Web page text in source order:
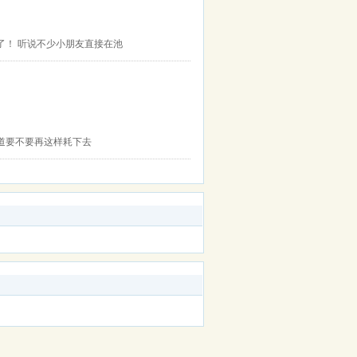
！ 听说不少小朋友直接在池
要不要再这样耗下去